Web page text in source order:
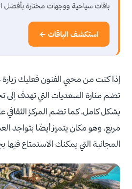
باقات سياحية ووجهات مختارة بأفضل
استكشف الباقات ←
إذا كنت من محبي الفنون فعليك زيارة
تضم منارة السعديات التي تهدف إلى
مربع، وهو مكان يتميز أيضًا بتواجد
المجانية التي يمكنك الاستمتاع فيها